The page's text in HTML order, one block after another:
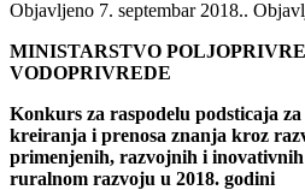
Objavljeno 7. septembar 2018..
MINISTARSTVO
VODOPRIVREDE
Konkurs za raspodelu podsticaja
kreiranja i prenosa znanja kroz
primenjenih, razvojnih i
ruralnom razvoju u 2018. godini